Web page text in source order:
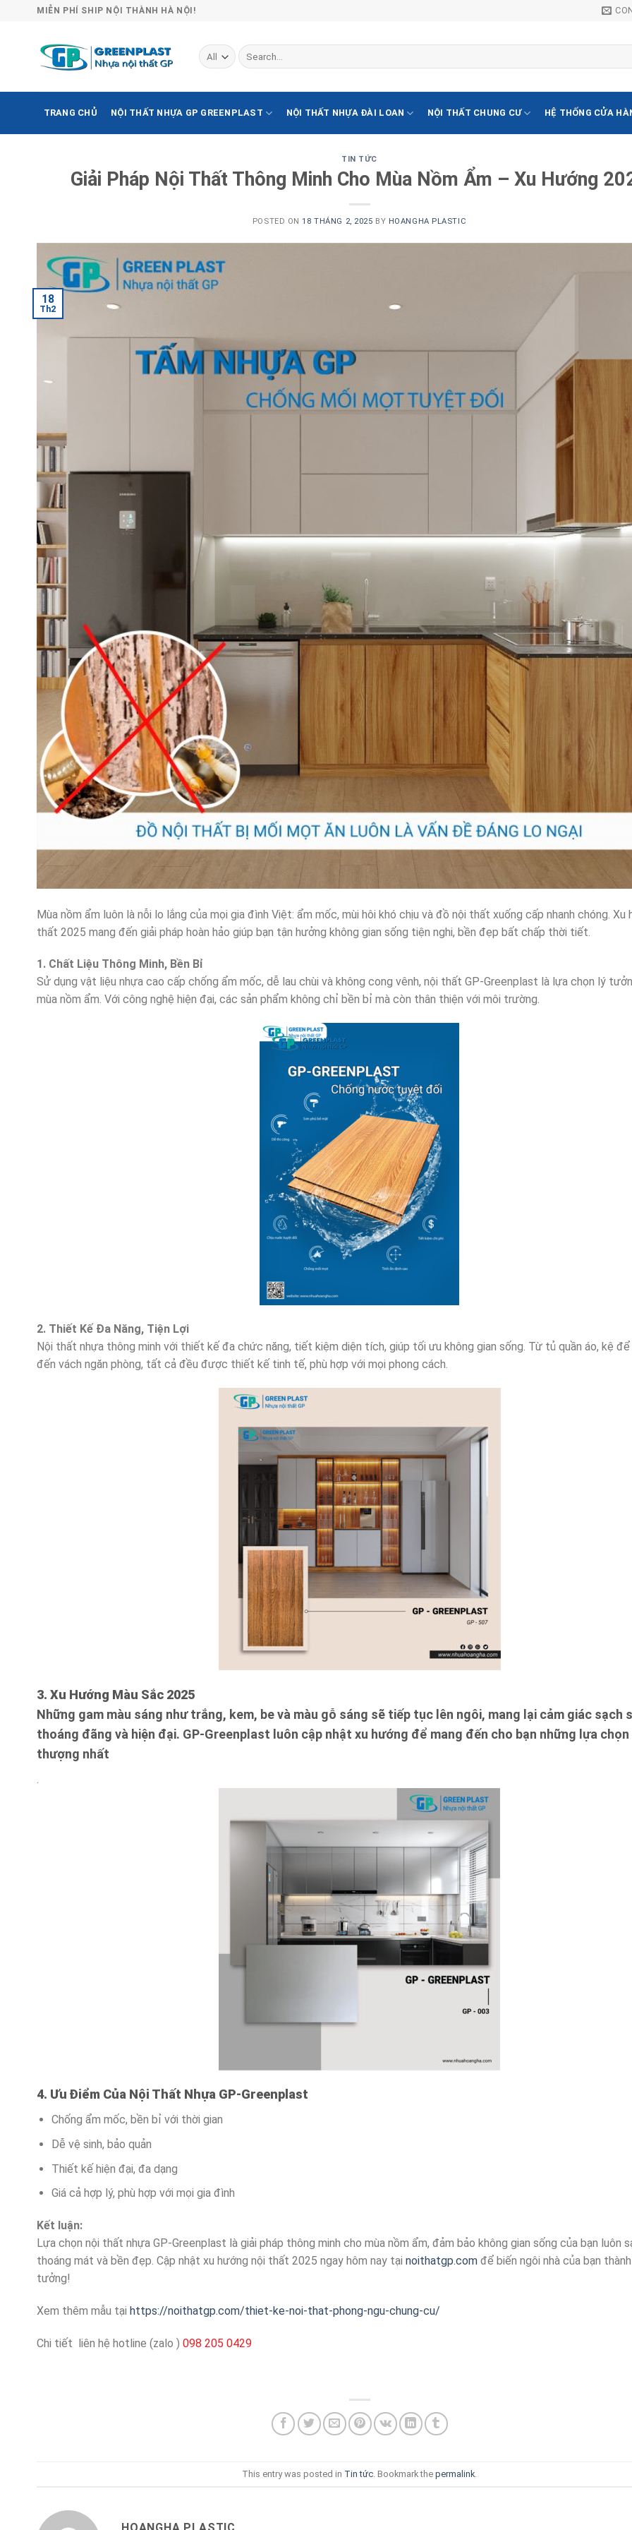
MIỄN PHÍ SHIP NỘI THÀNH HÀ NỘI!
Search
for:
TRANG CHỦ NỘI THẤT NHỰA GP GREENPLAST NỘI THẤT NHỰA ĐÀI LOAN NỘI THẤT CHUNG CƯ HỆ THỐNG CỬA
TIN TỨC
Giải Pháp Nội Thất Thông Minh Cho Mùa Nồm Ẩm – Xu Hướng
POSTED ON18 THÁNG 2, 2025 BY HOANGHA PLASTIC
18
Th2
Mùa nồm ẩm luôn là nỗi lo lắng của mọi gia đình Việt: ẩm mốc, mùi hôi khó chịu và đồ nội thất xuống cấp nhanh chóng. Xu
thất 2025 mang đến giải pháp hoàn hảo giúp bạn tận hưởng không gian sống tiện nghi, bền đẹp bất chấp thời tiết.
1. Chất Liệu Thông Minh, Bền Bỉ
Sử dụng vật liệu nhựa cao cấp chống ẩm mốc, dễ lau chùi và không cong vênh, nội thất GP-Greenplast là lựa chọn lý
mùa nồm ẩm. Với công nghệ hiện đại, các sản phẩm không chỉ bền bỉ mà còn thân thiện với môi trường.
2. Thiết Kế Đa Năng, Tiện Lợi
Nội thất nhựa thông minh với thiết kế đa chức năng, tiết kiệm diện tích, giúp tối ưu không gian sống. Từ tủ quần áo, kệ để
đến vách ngăn phòng, tất cả đều được thiết kế tinh tế, phù hợp với mọi phong cách.
3. Xu Hướng Màu Sắc 2025
Những gam màu sáng như trắng, kem, be và màu gỗ sáng sẽ tiếp tục lên ngôi, mang lại cảm giác sạch
thoáng đãng và hiện đại. GP-Greenplast luôn cập nhật xu hướng để mang đến cho bạn những lựa
thượng nhất
4. Ưu Điểm Của Nội Thất Nhựa GP-Greenplast
Chống ẩm mốc, bền bỉ với thời gian
Dễ vệ sinh, bảo quản
Thiết kế hiện đại, đa dạng
Giá cả hợp lý, phù hợp với mọi gia đình
Kết luận:
Lựa chọn nội thất nhựa GP-Greenplast là giải pháp thông minh cho mùa nồm ẩm, đảm bảo không gian sống của bạn luôn
thoáng mát và bền đẹp. Cập nhật xu hướng nội thất 2025 ngay hôm nay tại noithatgp.com để biến ngôi nhà của bạn
tưởng!
Xem thêm mẫu tại https://noithatgp.com/thiet-ke-noi-that-phong-ngu-chung-cu/
Chi tiết liên hệ hotline (zalo ) 098 205 0429
This entry was posted in Tin tức . Bookmark the permalink